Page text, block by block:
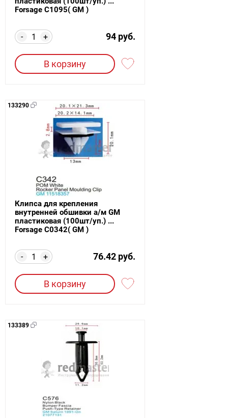
Forsage C1095( GM )
+
- 94 руб.
В корзину
133290
Клипса для крепления
внутренней обшивки а/м GM
пластиковая (100шт/уп.) ...
Forsage C0342( GM )
+
- 76.42 руб.
В корзину
133389